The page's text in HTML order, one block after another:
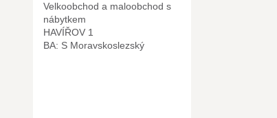
Velkoobchod a maloobchod s
nábytkem
HAVÍŘOV 1
BA: S Moravskoslezský